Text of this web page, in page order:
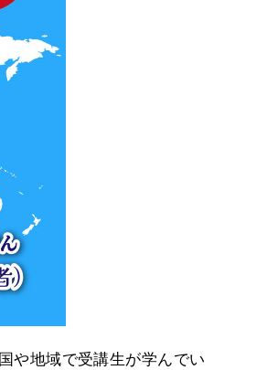
や地域で受講生が学んでい